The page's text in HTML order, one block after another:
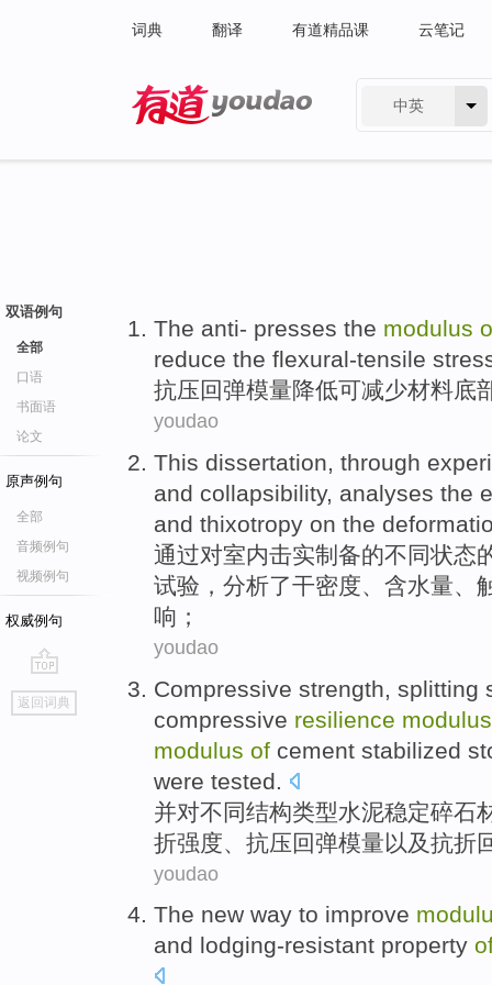
词典 翻译 有道精品课 云笔记
中英
双语例句
全部
口语
书面语
论文
原声例句
全部
音频例句
视频例句
权威例句
go
top
返回词典
The anti- presses the modulus
reduce the flexural-tensile
抗压回弹模量降低可减少材料底
youdao
This dissertation, through
and collapsibility, analyses the
and thixotropy on the
通过对室内击实制备的不同状态
试验 ， 分析了干密度、 含水量、
响 ；
youdao
Compressive strength splitting
compressive resilience modulus
modulus of cement stabilized
were tested
并对不同结构类型水泥稳定碎石
折强度、抗压回弹模量以及抗折
youdao
The new way to improve
and lodging-resistant property